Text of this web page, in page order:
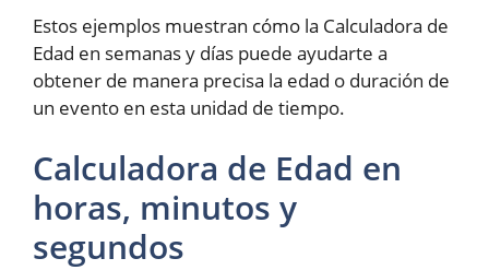
Estos ejemplos muestran cómo la Calculadora de
Edad en semanas y días puede ayudarte a
obtener de manera precisa la edad o duración de
un evento en esta unidad de tiempo.
Calculadora de Edad en
horas, minutos y
segundos